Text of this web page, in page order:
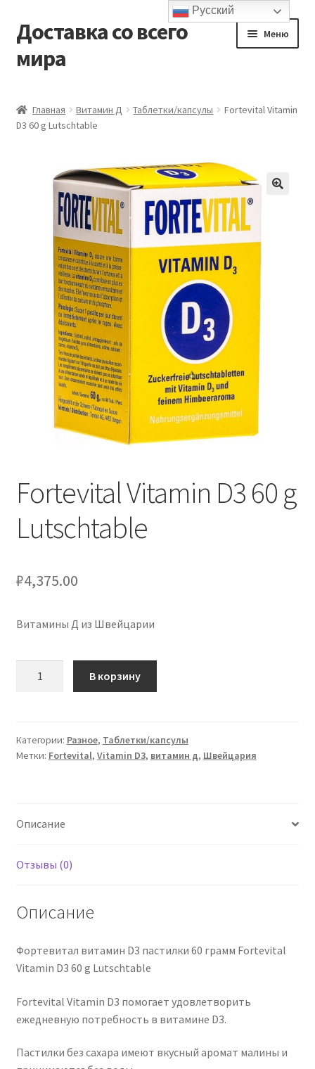
Перейти
к
навигации
Перейти
к
содержимому
Доставка со всего
мира
Меню
Контакты и доставка
Мой аккаунт
Оформление заказа
Подтверждение заказа
Главная Витамин Д Таблетки/капсулы
Fortevital Vitamin
D3 60 g Lutschtable
Fortevital Vitamin D3 60 g
Lutschtable
₽4,375.00
Витамины Д из Швейцарии
D3
60
В корзину
Категории: Разное, Таблетки/капсулы
Метки: Fortevital, Vitamin D3, витамин д, Швейцария
Описание
Отзывы (0)
Описание
Фортевитал витамин D3 пастилки 60 грамм Fortevital
Vitamin D3 60 g Lutschtable
Fortevital Vitamin D3 помогает удовлетворить
ежедневную потребность в витамине D3.
Пастилки без сахара имеют вкусный аромат малины и
Русский